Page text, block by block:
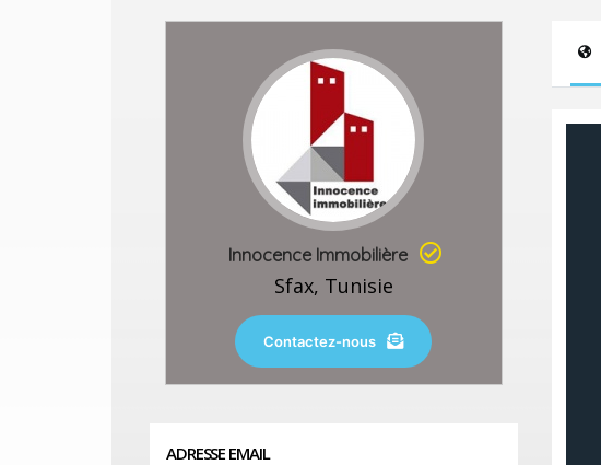
Innocence Immobilière
Sfax, Tunisie
Contactez-nous
ADRESSE EMAIL